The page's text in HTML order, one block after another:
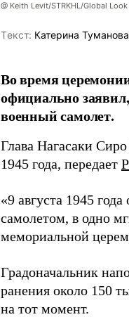
@ Keith Levit/STRKHL/Global
Tекст: Катерина Туманова
Во время
официально
военный самолет.
Глава Нагасаки
1945 года, передает
«9 августа 1945
самолетом, в одно
мемориальной
Градоначальник
ранения около 150
на тот момент.